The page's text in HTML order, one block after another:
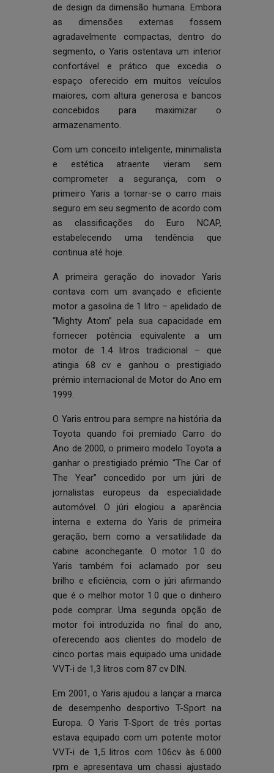
de design da dimensão humana. Embora
as dimensões externas fossem
agradavelmente compactas, dentro do
segmento, o Yaris ostentava um interior
confortável e prático que excedia o
espaço oferecido em muitos veículos
maiores, com altura generosa e bancos
concebidos para maximizar o
armazenamento.
Com um conceito inteligente, minimalista
e estética atraente vieram sem
comprometer a segurança, com o
primeiro Yaris a tornar-se o carro mais
seguro em seu segmento de acordo com
as classificações do Euro NCAP,
estabelecendo uma tendência que
continua até hoje.
A primeira geração do inovador Yaris
contava com um avançado e eficiente
motor a gasolina de 1 litro – apelidado de
“Mighty Atom” pela sua capacidade em
fornecer potência equivalente a um
motor de 1.4 litros tradicional – que
atingia 68 cv e ganhou o prestigiado
prémio internacional de Motor do Ano em
1999.
O Yaris entrou para sempre na história da
Toyota quando foi premiado Carro do
Ano de 2000, o primeiro modelo Toyota a
ganhar o prestigiado prémio “The Car of
The Year” concedido por um júri de
jornalistas europeus da especialidade
automóvel. O júri elogiou a aparência
interna e externa do Yaris de primeira
geração, bem como a versatilidade da
cabine aconchegante. O motor 1.0 do
Yaris também foi aclamado por seu
brilho e eficiência, com o júri afirmando
que é o melhor motor 1.0 que o dinheiro
pode comprar. Uma segunda opção de
motor foi introduzida no final do ano,
oferecendo aos clientes do modelo de
cinco portas mais equipado uma unidade
VVT-i de 1,3 litros com 87 cv DIN.
Em 2001, o Yaris ajudou a lançar a marca
de desempenho desportivo T-Sport na
Europa. O Yaris T-Sport de três portas
estava equipado com um potente motor
VVT-i de 1,5 litros com 106cv às 6.000
rpm e apresentava um chassi ajustado